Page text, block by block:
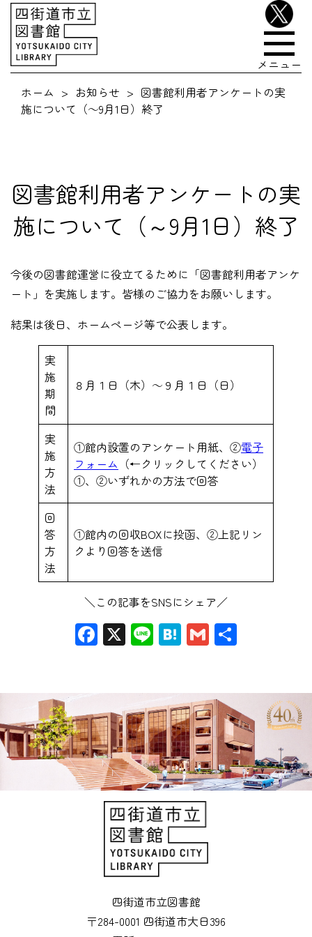
メニュー
ホーム
お知らせ
図書館利用者アンケートの実
施について（～9月1日）終了
図書館利用者アンケートの実
施について（～9月1日）終了
今後の図書館運営に役立てるために「図書館利用者アンケ
ート」を実施します。皆様のご協力をお願いします。
結果は後日、ホームページ等で公表します。
実
施
期
間
８月１日（木）～９月１日（日）
実
施
方
法
①館内設置のアンケート用紙、②電子
フォーム （←クリックしてください）
①、②いずれかの方法で回答
回
答
方
法
①館内の回収BOXに投函、②上記リン
クより回答を送信
＼この記事をSNSにシェア／
Facebook
X LineHatena
Gmail
四街道市立図書館
〒284-0001 四街道市大日396